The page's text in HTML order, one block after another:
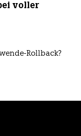
voller
Rollback?